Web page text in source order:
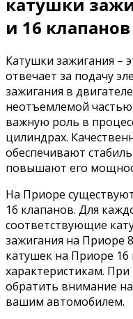
и 16 клапанов
Катушки зажигания –
отвечает за подачу
зажигания в
неотъемлемой
важную роль в
цилиндрах.
обеспечивают
повышают его
На Приоре
16 клапанов. Для
соответствующие
зажигания на Приоре
катушек на Приоре 16
характеристикам.
обратить внимание
вашим автомобилем.